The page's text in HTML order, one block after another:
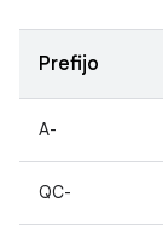
Prefijo
A-
QC-